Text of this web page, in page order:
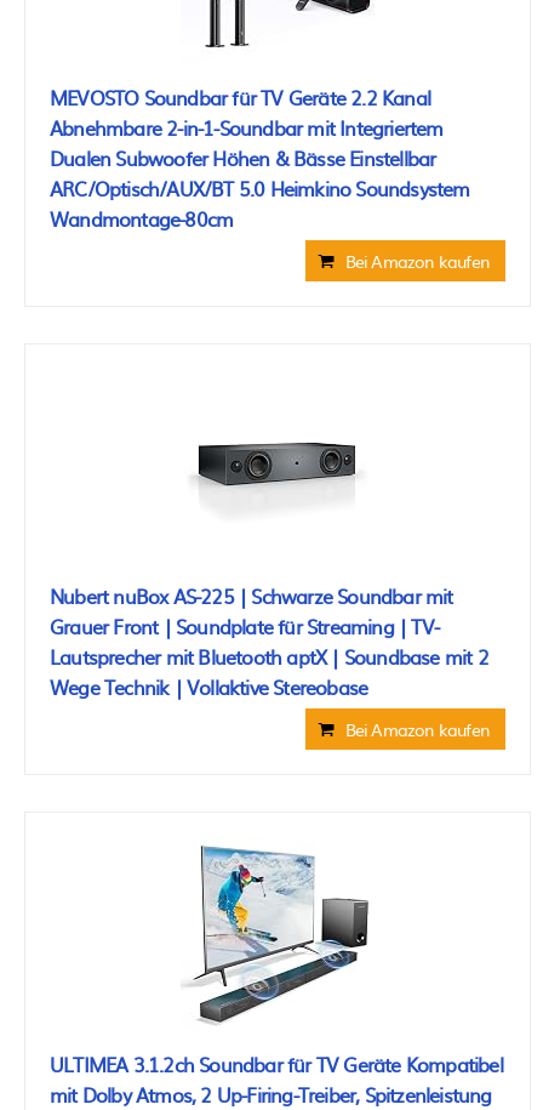
MEVOSTO Soundbar für TV Geräte 2.2 Kanal
Abnehmbare 2-in-1-Soundbar mit Integriertem
Dualen Subwoofer Höhen & Bässe Einstellbar
ARC/Optisch/AUX/BT 5.0 Heimkino Soundsystem
Wandmontage-80cm
Bei Amazon kaufen
Nubert nuBox AS-225 | Schwarze Soundbar mit
Grauer Front | Soundplate für Streaming | TV-
Lautsprecher mit Bluetooth aptX | Soundbase mit 2
Wege Technik | Vollaktive Stereobase
Bei Amazon kaufen
ULTIMEA 3.1.2ch Soundbar für TV Geräte Kompatibel
mit Dolby Atmos, 2 Up-Firing-Treiber, Spitzenleistung